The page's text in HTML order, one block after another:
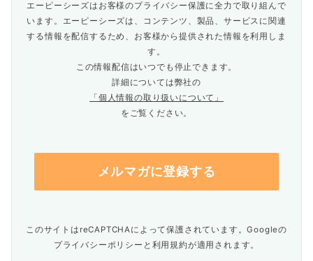
エーピーシーズはお客様のプライバシー保護に全力で取り組んで
います。エーピーシーズは、コンテンツ、製品、サービスに関連
する情報を配信するため、お客様から提供された情報を利用しま
す。
この情報配信はいつでも停止できます。
詳細については弊社の
「個人情報の取り扱いについて」
をご覧ください。
このサイトはreCAPTCHAによって保護されています。Googleの
プライバシーポリシー と 利用規約が適用されます。